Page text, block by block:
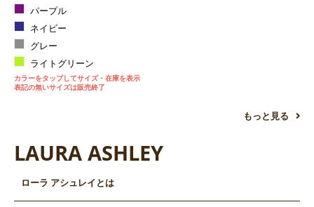
パープル
ネイビー
グレー
ライトグリーン
カラーをタップしてサイズ・在庫を表示
表記の無いサイズは販売終了
もっと見る
LAURA ASHLEY
ローラ アシュレイとは